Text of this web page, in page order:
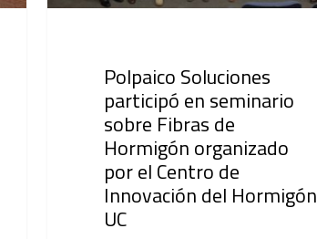
Polpaico Soluciones
participó en seminario
sobre Fibras de
Hormigón organizado
por el Centro de
Innovación del Hormigón
UC